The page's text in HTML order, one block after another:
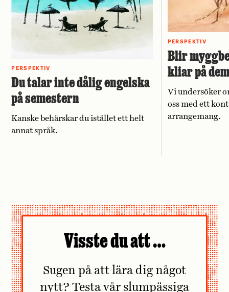
PERSPEKTIV
Du talar inte dålig engelska
på semestern
Kanske behärskar du istället ett helt
annat språk.
PERSPEKTIV
Blir
kliar på
Vi undersöker
oss med ett
arrangemang.
Visste du att …
Sugen på att lära dig något
nytt? Testa vår slumpässiga